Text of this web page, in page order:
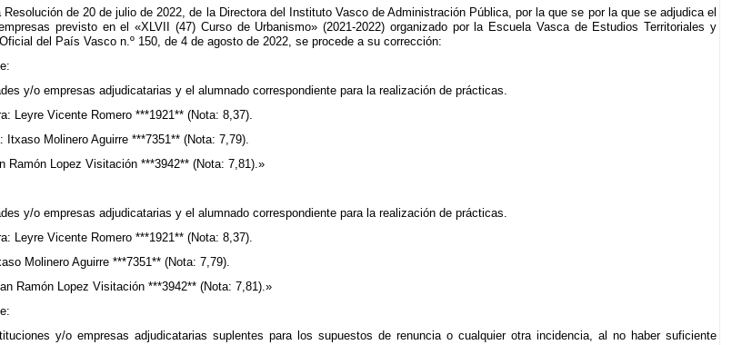
de 20 de julio de 2022, de la Directora del Instituto Vasco de Administración Pública, por la que se por la que se adjudica el
previsto en el «XLVII (47) Curso de Urbanismo» (2021-2022) organizado por la Escuela Vasca de Estudios Territoriales y
del País Vasco n.º 150, de 4 de agosto de 2022, se procede a su corrección:
y/o empresas adjudicatarias y el alumnado correspondiente para la realización de prácticas.
Leyre Vicente Romero ***1921** (Nota: 8,37).
Molinero Aguirre ***7351** (Nota: 7,79).
Ramón Lopez Visitación ***3942** (Nota: 7,81).»
y/o empresas adjudicatarias y el alumnado correspondiente para la realización de prácticas.
Leyre Vicente Romero ***1921** (Nota: 8,37).
Molinero Aguirre ***7351** (Nota: 7,79).
Ramón Lopez Visitación ***3942** (Nota: 7,81).»
y/o empresas adjudicatarias suplentes para los supuestos de renuncia o cualquier otra incidencia, al no haber suficiente